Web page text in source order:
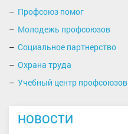
Профсоюз помог
Молодежь профсоюзов
Социальное партнерство
Охрана труда
Учебный центр профсоюзов
НОВОСТИ